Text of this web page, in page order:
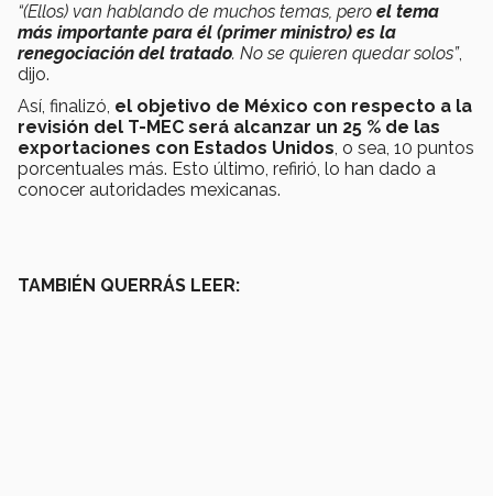
“(Ellos) van hablando de muchos temas, pero el tema
más importante para él (primer ministro) es la
renegociación del tratado. No se quieren quedar solos”,
dijo.
Así, finalizó, el objetivo de México con respecto a la
revisión del T-MEC será alcanzar un 25 % de las
exportaciones con Estados Unidos, o sea, 10 puntos
porcentuales más. Esto último, refirió, lo han dado a
conocer autoridades mexicanas.
TAMBIÉN QUERRÁS LEER: